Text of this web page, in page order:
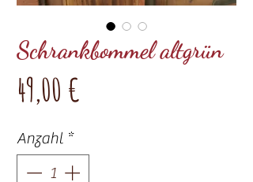
Schrankbommel altgrün
49,00 €
Anzahl *